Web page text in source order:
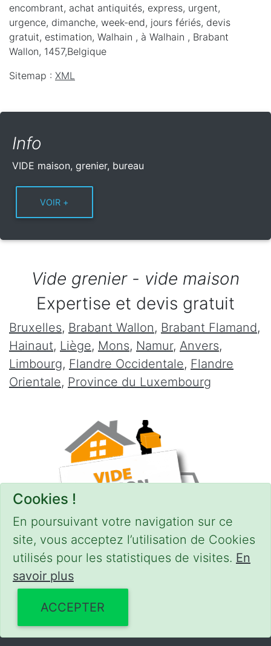
Cookies !
En poursuivant votre navigation sur ce
site, vous acceptez l’utilisation de Cookies
utilisés pour les statistiques de visites. En
savoir plus
ACCEPTER
encombrant, achat antiquités, express, urgent,
urgence, dimanche, week-end, jours fériés, devis
gratuit, estimation, Walhain , à Walhain , Brabant
Wallon, 1457,Belgique
Sitemap : XML
Info
VIDE maison, grenier, bureau
Vide grenier - vide maison
Expertise et devis gratuit
Bruxelles, Brabant Wallon, Brabant Flamand,
Hainaut, Liège, Mons, Namur, Anvers,
Limbourg, Flandre Occidentale, Flandre
Orientale, Province du Luxembourg
CONDITIONS-
Powered by Euro Web Page